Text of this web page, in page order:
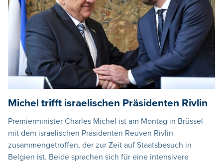
Michel trifft israelischen Präsidenten Rivlin
Premierminister Charles Michel ist am Montag in Brüssel
mit dem israelischen Präsidenten Reuven Rivlin
zusammengetroffen, der zur Zeit auf Staatsbesuch in
Belgien ist. Beide sprachen sich für eine intensivere